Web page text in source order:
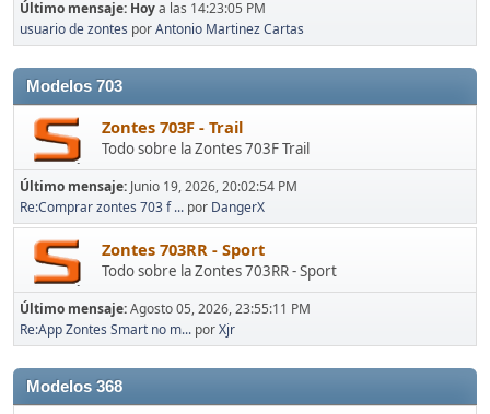
Último mensaje: Hoya las 14:23:05 PM
usuario de zontes porAntonio Martinez Cartas
Modelos 703
Zontes 703F - Trail
Todo sobre la Zontes 703F Trail
Último mensaje: Junio 19, 2026, 20:02:54 PM
Re:Comprar zontes 703 f ... por DangerX
Zontes 703RR - Sport
Todo sobre la Zontes 703RR - Sport
Último mensaje:Agosto 05, 2026, 23:55:11 PM
Re:App Zontes Smart no m... porXjr
Modelos 368